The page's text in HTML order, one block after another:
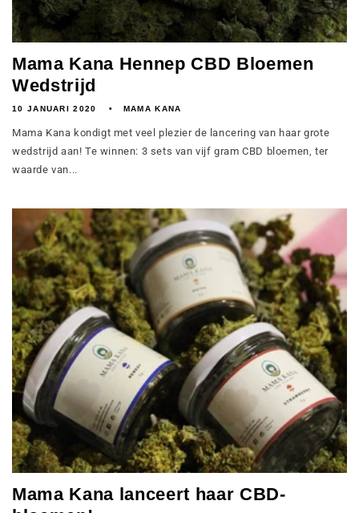
Mama Kana Hennep CBD Bloemen
Wedstrijd
10 JANUARI 2020 MAMA KANA
Mama Kana kondigt met veel plezier de lancering van haar grote
wedstrijd aan! Te winnen: 3 sets van vijf gram CBD bloemen, ter
waarde van...
Mama Kana lanceert haar CBD-